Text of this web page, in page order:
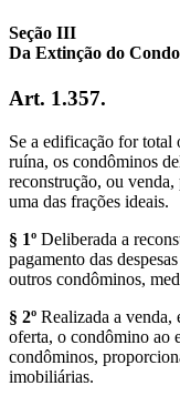
Seção III
Da Extinção do
Art. 1.357.
Se a edificação for total
ruína, os condôminos
reconstrução, ou
uma das frações ideais.
§ 1º Deliberada a
pagamento das
outros condôminos,
§ 2º Realizada a venda,
oferta, o condômino ao
condôminos,
imobiliárias.